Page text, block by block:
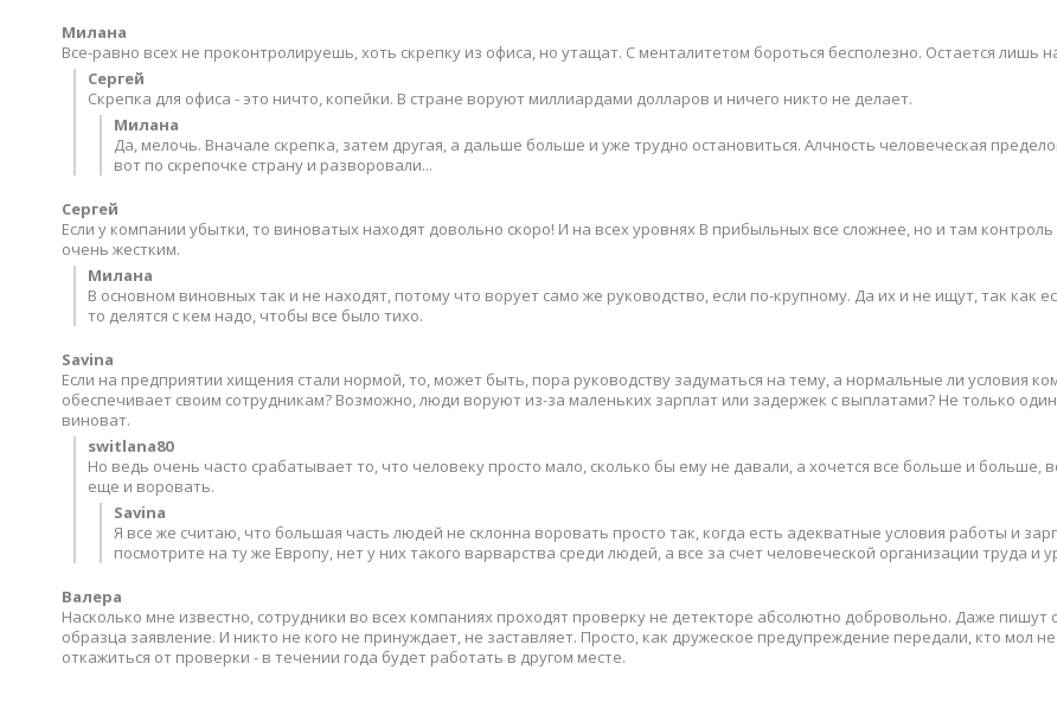
Милана
Все-равно всех не проконтролируешь, хоть скрепку из офиса, но утащат. С менталитетом бороться бесполезно. Остается лишь
Сергей
Скрепка для офиса - это ничто, копейки. В стране воруют миллиардами долларов и ничего никто не делает.
Милана
Да, мелочь. Вначале скрепка, затем другая, а дальше больше и уже трудно остановиться. Алчность человеческая
вот по скрепочке страну и разворовали...
Сергей
Если у компании убытки, то виноватых находят довольно скоро! И на всех уровнях В прибыльных все сложнее, но и там
очень жестким.
Милана
В основном виновных так и не находят, потому что ворует само же руководство, если по-крупному. Да их и не ищут, так как
то делятся с кем надо, чтобы все было тихо.
Savina
Если на предприятии хищения стали нормой, то, может быть, пора руководству задуматься на тему, а нормальные ли условия
обеспечивает своим сотрудникам? Возможно, люди воруют из-за маленьких зарплат или задержек с выплатами? Не только
виноват.
switlana80
Но ведь очень часто срабатывает то, что человеку просто мало, сколько бы ему не давали, а хочется все больше и больше,
еще и воровать.
Savina
Я все же считаю, что большая часть людей не склонна воровать просто так, когда есть адекватные условия работы и
посмотрите на ту же Европу, нет у них такого варварства среди людей, а все за счет человеческой организации труда и
Валера
Насколько мне известно, сотрудники во всех компаниях проходят проверку не детекторе абсолютно добровольно. Даже пишут
образца заявление. И никто не кого не принуждает, не заставляет. Просто, как дружеское предупреждение передали, кто мол
откажиться от проверки - в течении года будет работать в другом месте.